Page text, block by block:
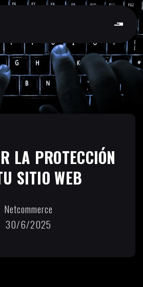
LA PROTECCIÓN
SITIO WEB
Netcommerce
30/6/2025